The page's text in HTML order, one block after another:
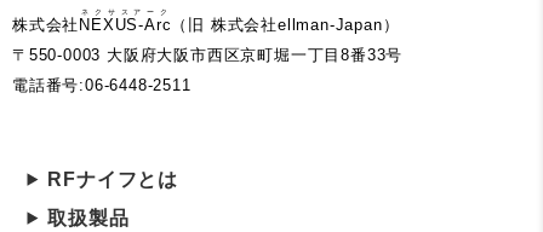
株式会社 NEXUS-Arc
ネクサスアーク
（旧 株式会社ellman-Japan）
〒550-0003 大阪府大阪市西区京町堀一丁目8番33号
電話番号:06-6448-2511
RFナイフとは
取扱製品